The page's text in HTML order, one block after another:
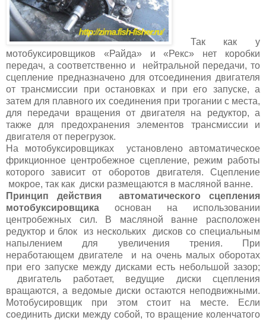
Так как у
мотобуксировщиков «Райда» и «Рекс» нет коробки
передач, а соответственно и нейтральной передачи, то
сцепление предназначено для отсоединения двигателя
от трансмиссии при остановках и при его запуске, а
затем для плавного их соединения при трогании с места,
для передачи вращения от двигателя на редуктор, а
также для предохранения элементов трансмиссии и
двигателя от перегрузок.
На мотобуксировщиках установлено автоматическое
фрикционное центробежное сцепление, режим работы
которого зависит от оборотов двигателя. Сцепление
мокрое, так как диски размещаются в масляной ванне.
Принцип действия автоматического сцепления
мотобуксировщика основан на использовании
центробежных сил. В масляной ванне расположен
редуктор и блок из нескольких дисков со специальным
напылением для увеличения трения. При
неработающем двигателе и на очень малых оборотах
при его запуске между дисками есть небольшой зазор;
двигатель работает, ведущие диски сцепления
вращаются, а ведомые диски остаются неподвижными.
Мотобусировщик при этом стоит на месте. Если
соединить диски между собой, то вращение коленчатого